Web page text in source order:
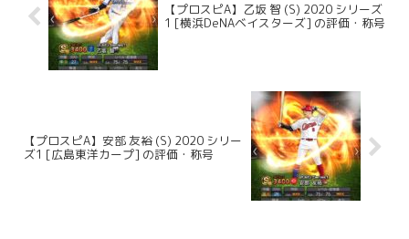
【プロスピA】乙坂 智 (S) 2020 シリーズ
1 [横浜DeNAベイスターズ] の評価・称号
【プロスピA】安部 友裕 (S) 2020 シリー
ズ1 [広島東洋カープ] の評価・称号